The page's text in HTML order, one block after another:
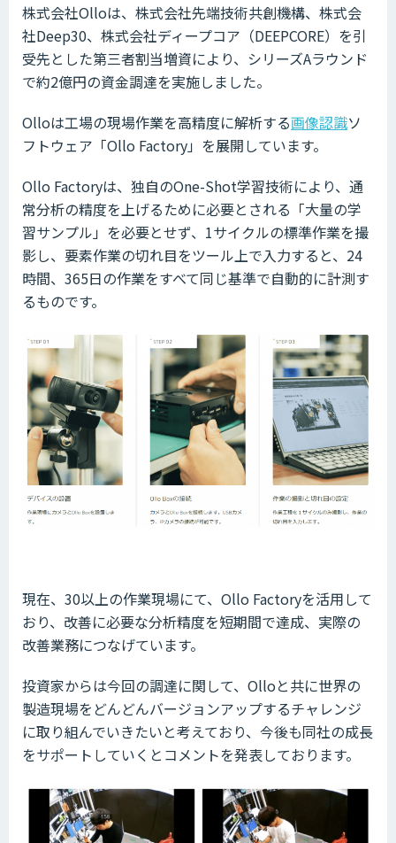
株式会社Olloは、株式会社先端技術共創機構、株式会
社Deep30、株式会社ディープコア（DEEPCORE）を引
受先とした第三者割当増資により、シリーズAラウンド
で約2億円の資金調達を実施しました。
Olloは工場の現場作業を高精度に解析する画像認識ソ
フトウェア「Ollo Factory」を展開しています。
Ollo Factoryは、独自のOne-Shot学習技術により、通
常分析の精度を上げるために必要とされる「大量の学
習サンプル」を必要とせず、1サイクルの標準作業を撮
影し、要素作業の切れ目をツール上で入力すると、24
時間、365日の作業をすべて同じ基準で自動的に計測す
るものです。
現在、30以上の作業現場にて、Ollo Factoryを活用して
おり、改善に必要な分析精度を短期間で達成、実際の
改善業務につなげています。
投資家からは今回の調達に関して、Olloと共に世界の
製造現場をどんどんバージョンアップするチャレンジ
に取り組んでいきたいと考えており、今後も同社の成長
をサポートしていくとコメントを発表しております。